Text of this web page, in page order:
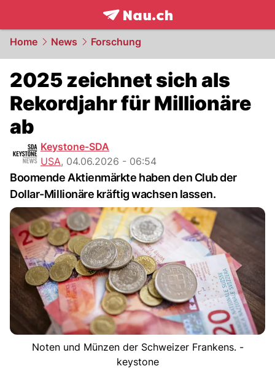
frontpage.NAU.ch
Home News Forschung
2025 zeichnet sich als
Rekordjahr für Millionäre
ab
Keystone-SDA
USA, 04.06.2026 - 06:54
Boomende Aktienmärkte haben den Club der
Dollar-Millionäre kräftig wachsen lassen.
Noten und Münzen der Schweizer Frankens. -
keystone